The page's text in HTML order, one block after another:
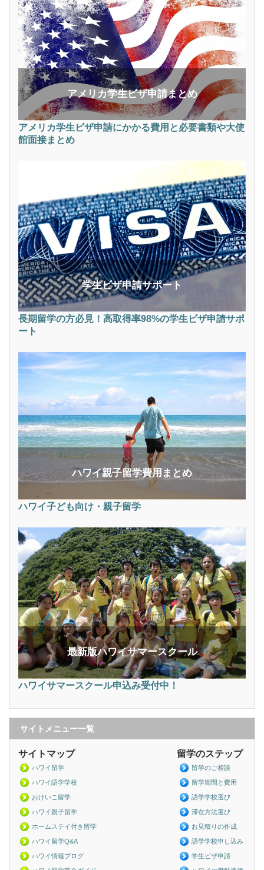
アメリカ学生ビザ申請まとめ
アメリカ学生ビザ申請にかかる費用と必要書類や大使
館面接まとめ
学生ビザ申請サポート
長期留学の方必見！高取得率98%の学生ビザ申請サポ
ート
ハワイ親子留学費用まとめ
ハワイ子ども向け・親子留学
最新版ハワイサマースクール
ハワイサマースクール申込み受付中！
サイトメニュー一覧
留学のステップ
留学のご相談
留学期間と費用
語学学校選び
滞在方法選び
お見積りの作成
語学学校申し込み
学生ビザ申請
サイトマップ
ハワイ留学
ハワイ語学学校
おけいこ留学
ハワイ親子留学
ホームステイ付き留学
ハワイ留学Q&A
ハワイ情報ブログ